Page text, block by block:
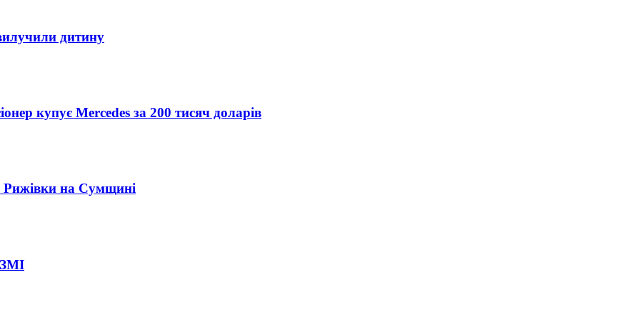
дитину
купує Mercedes за 200 тисяч доларів
Рижівки на Сумщині